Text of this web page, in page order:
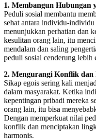
1. Membangun Hubungan
Peduli sosial membantu
sehat antara individu-
menunjukkan perhatian dan
kesulitan orang lain, itu
mendalam dan saling
peduli sosial cenderung lebih
2. Mengurangi Konflik dan
Sikap egois sering kali
dalam masyarakat. Ketika
kepentingan pribadi mereka
orang lain, itu bisa
Dengan memperkuat nilai
konflik dan menciptakan
harmonis.